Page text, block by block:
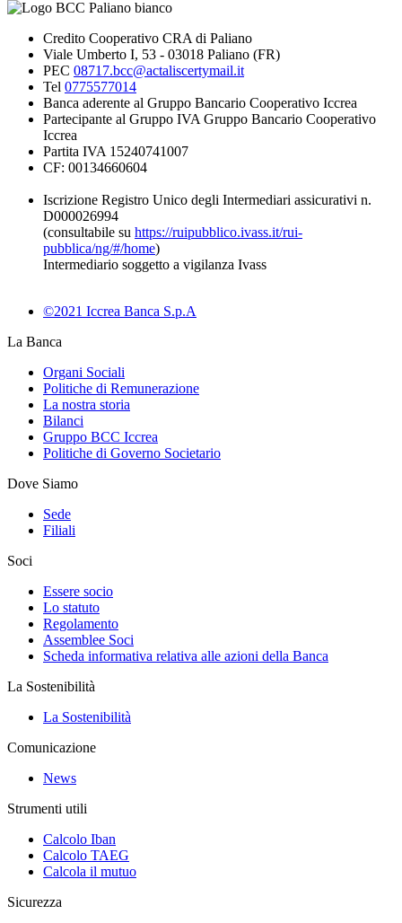
Credito Cooperativo CRA di Paliano
Viale Umberto I, 53 - 03018 Paliano (FR)
PEC 08717.bcc@actaliscertymail.it
Tel 0775577014
Banca aderente al Gruppo Bancario Cooperativo Iccrea
Partecipante al Gruppo IVA Gruppo Bancario Cooperativo
Iccrea
Partita IVA 15240741007
CF: 00134660604
Iscrizione Registro Unico degli Intermediari assicurativi n.
D000026994
(consultabile su https://ruipubblico.ivass.it/rui-
pubblica/ng/#/home)
Intermediario soggetto a vigilanza Ivass
©2021 Iccrea Banca S.p.A
La Banca
Organi Sociali
Politiche di Remunerazione
La nostra storia
Bilanci
Gruppo BCC Iccrea
Politiche di Governo Societario
Dove Siamo
Sede
Filiali
Soci
Essere socio
Lo statuto
Regolamento
Assemblee Soci
Scheda informativa relativa alle azioni della Banca
La Sostenibilità
La Sostenibilità
Comunicazione
News
Strumenti utili
Calcolo Iban
Calcolo TAEG
Calcola il mutuo
Sicurezza